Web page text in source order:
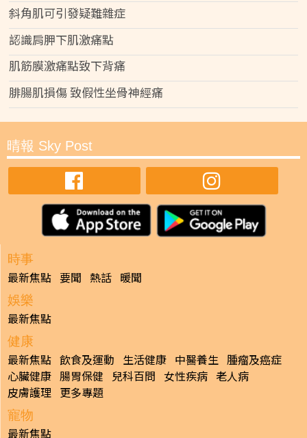
斜角肌可引發疑難雜症
認識肩胛下肌激痛點
肌筋膜激痛點致下背痛
腓腸肌損傷 致假性坐骨神經痛
晴報 Sky Post
時事
最新焦點 要聞 熱話 暖聞
娛樂
最新焦點
健康
最新焦點 飲食及運動 生活健康 中醫養生 腫瘤及癌症
心臟健康 腸胃保健 兒科百問 女性疾病 老人病
皮膚護理 更多專題
寵物
最新焦點